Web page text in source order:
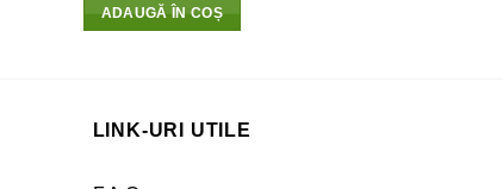
ADAUGĂ ÎN COȘ
LINK-URI UTILE